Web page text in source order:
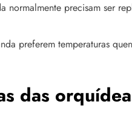
normalmente precisam ser
preferem temperaturas
das